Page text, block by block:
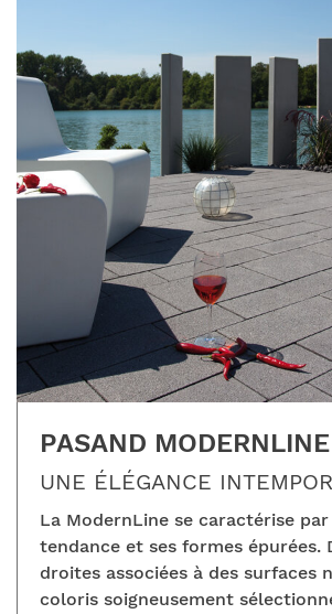
PASAND MODERNLINE
UNE ÉLÉGANCE
La ModernLine se caractérise
tendance et ses formes épurées.
droites associées à des surfaces
coloris soigneusement